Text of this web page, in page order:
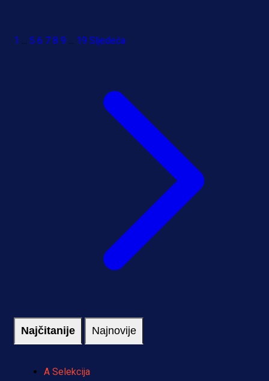
1 ... 5 6 7 8 9 ... 19 Sljedeća
Najčitanije Najnovije
A Selekcija